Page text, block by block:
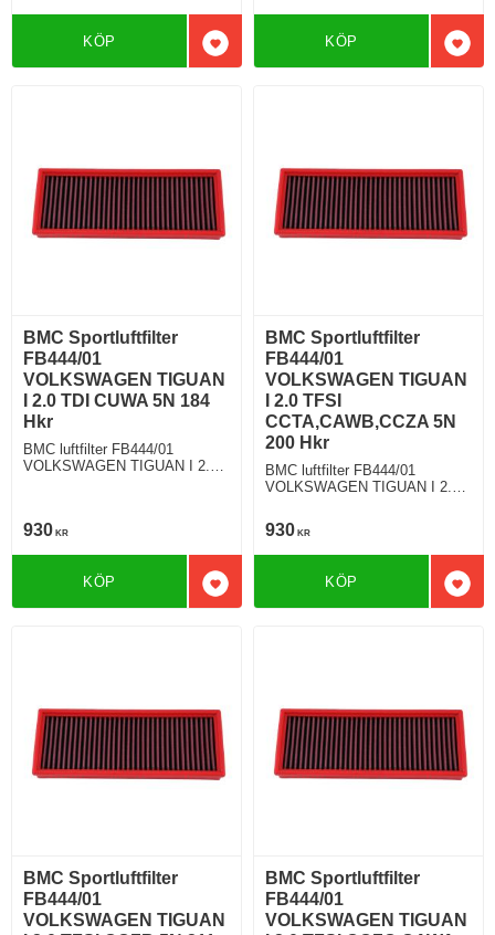
Lägg till i favoriter
KÖP KÖP
BMC Sportluftfilter
FB444/01
VOLKSWAGEN TIGUAN
I 2.0 TDI CUWA 5N 184
Hkr
BMC luftfilter FB444/01
VOLKSWAGEN TIGUAN I 2.0
930 KR
Lägg till i favoriter
KÖP
BMC Sportluftfilter
FB444/01
VOLKSWAGEN TIGUAN
I 2.0 TFSI
CCTA,CAWB,CCZA 5N
200 Hkr
BMC luftfilter FB444/01
VOLKSWAGEN TIGUAN I 2.0
930 KR
KÖP
BMC Sportluftfilter
FB444/01
VOLKSWAGEN TIGUAN
BMC Sportluftfilter
FB444/01
VOLKSWAGEN TIGUAN